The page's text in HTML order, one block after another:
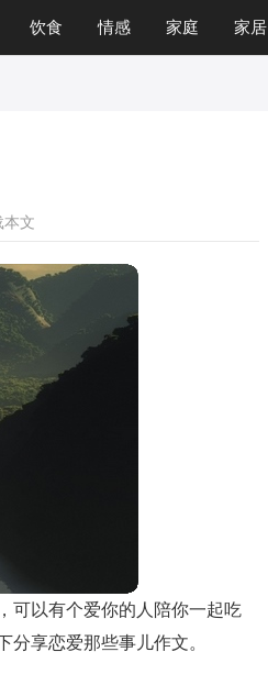
饮食 情感 家庭 家居
本文
可以有个爱你的人陪你一起吃
享恋爱那些事儿作文。